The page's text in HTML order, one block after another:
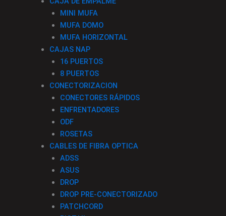
MINI MUFA
MUFA DOMO
MUFA HORIZONTAL
CAJAS NAP
16 PUERTOS
8 PUERTOS
CONECTORIZACION
CONECTORES RÁPIDOS
ENFRENTADORES
ODF
ROSETAS
CABLES DE FIBRA OPTICA
ADSS
ASUS
DROP
DROP PRE-CONECTORIZADO
PATCHCORD